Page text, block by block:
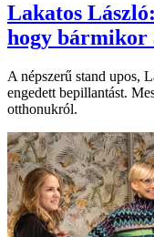
Lakatos
hogy bármikor
A népszerű stand upos,
engedett bepillantást.
otthonukról.